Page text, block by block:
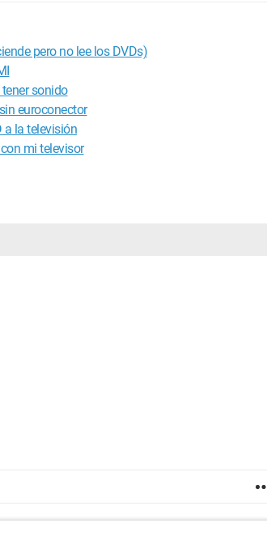
pero no lee los DVDs)
sonido
euroconector
a la televisión
mi televisor